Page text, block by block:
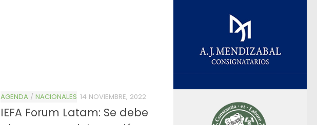
AGENDA / NACIONALES 14 NOVIEMBRE, 2022
IEFA Forum Latam: Se debe